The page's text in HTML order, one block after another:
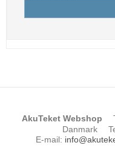
AkuTeket Webshop
Danmark
E-mail: